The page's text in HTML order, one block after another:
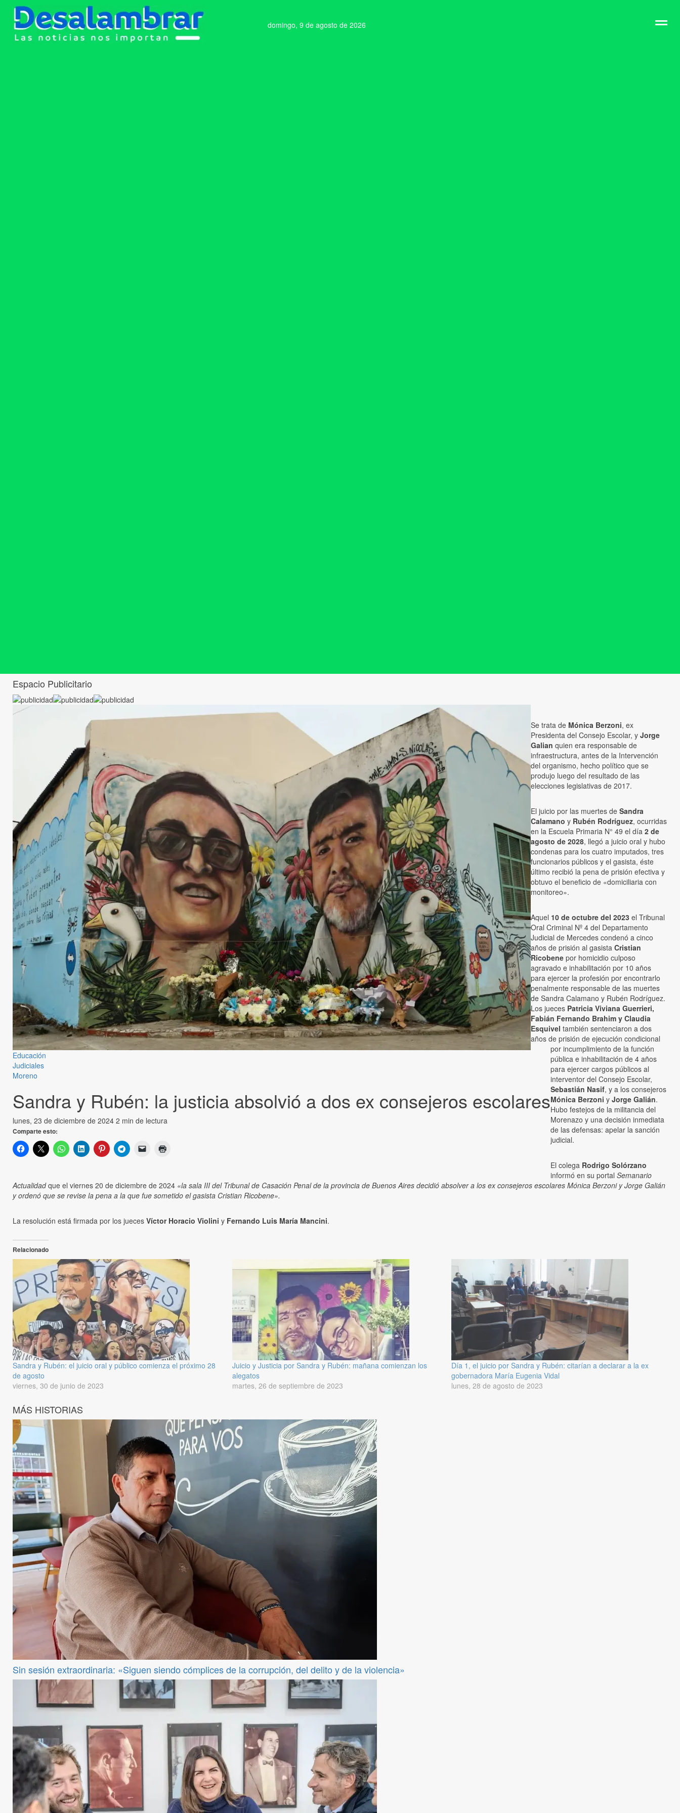
domingo, 9 de agosto de 2026
Espacio Publicitario
Educación
Judiciales
Moreno
Sandra y Rubén: la justicia absolvió a dos ex consejeros escolares
lunes, 23 de diciembre de 2024 2 min de lectura
Comparte esto:
Se trata de Mónica Berzoni, ex
Presidenta del Consejo Escolar, y Jorge
Galian quien era responsable de
infraestructura, antes de la Intervención
del organismo, hecho político que se
produjo luego del resultado de las
elecciones legislativas de 2017.
El juicio por las muertes de Sandra
Calamano y Rubén Rodríguez, ocurridas
en la Escuela Primaria N° 49 el día 2 de
agosto de 2028, llegó a juicio oral y hubo
condenas para los cuatro imputados, tres
funcionarios públicos y el gasista, éste
último recibió la pena de prisión efectiva y
obtuvo el beneficio de «domiciliaria con
monitoreo».
Aquel 10 de octubre del 2023 el Tribunal
Oral Criminal Nº 4 del Departamento
Judicial de Mercedes condenó a cinco
años de prisión al gasista Cristian
Ricobene por homicidio culposo
agravado e inhabilitación por 10 años
para ejercer la profesión por encontrarlo
penalmente responsable de las muertes
de Sandra Calamano y Rubén Rodríguez.
Los jueces Patricia Viviana Guerrieri,
Fabián Fernando Brahim y Claudia
Esquivel también sentenciaron a dos
años de prisión de ejecución condicional
por incumplimiento de la función
pública e inhabilitación de 4 años
para ejercer cargos públicos al
interventor del Consejo Escolar,
Sebastián Nasif, y a los consejeros
Mónica Berzoni y Jorge Galián.
Hubo festejos de la militancia del
Morenazo y una decisión inmediata
de las defensas: apelar la sanción
judicial.
El colega Rodrigo Solórzano
informó en su portal Semanario
Actualidadque el viernes 20 de diciembre de 2024 «la sala III del Tribunal de Casación Penal de la provincia de Buenos Aires decidió absolver a los ex consejeros escolares Mónica Berzoni y Jorge Galián
y ordenó que se revise la pena a la que fue sometido el gasista Cristian Ricobene».
La resolución está firmada por los jueces Víctor Horacio Violini y Fernando Luis María Mancini.
Relacionado
Sandra y Rubén: el juicio oral y público comienza el próximo 28
de agosto
viernes, 30 de junio de 2023
Juicio y Justicia por Sandra y Rubén: mañana comienzan los
alegatos
martes, 26 de septiembre de 2023
Día 1, el juicio por Sandra y Rubén: citarían a declarar a la ex
gobernadora María Eugenia Vidal
lunes, 28 de agosto de 2023
MÁS HISTORIAS
Sin sesión extraordinaria: «Siguen siendo cómplices de la corrupción, del delito y de la violencia»